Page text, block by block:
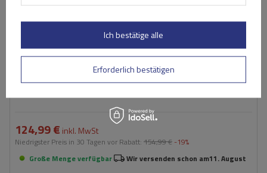
GP RHEA 23.GP021 Fahrradträgeradapter
124,99 € inkl. MwSt
Niedrigster Preis in 30 Tagen vor Rabatt: 154,99 € -19%
Große Menge verfügbar
Wir versenden schon am11. August
Erforderlich bestätigen
Ich bestätige alle